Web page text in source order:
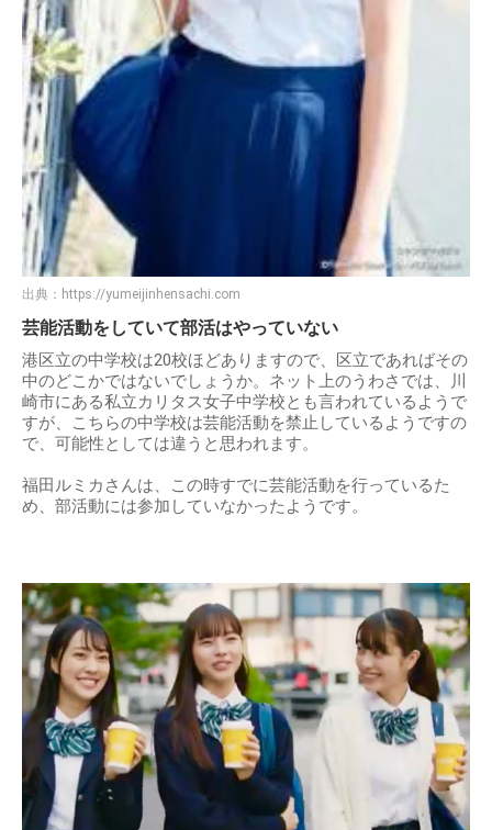
出典： https://yumeijinhensachi.com
芸能活動をしていて部活はやっていない
港区立の中学校は20校ほどありますので、区立であればその
中のどこかではないでしょうか。ネット上のうわさでは、川
崎市にある私立カリタス女子中学校とも言われているようで
すが、こちらの中学校は芸能活動を禁止しているようですの
で、可能性としては違うと思われます。
福田ルミカさんは、この時すでに芸能活動を行っているた
め、部活動には参加していなかったようです。